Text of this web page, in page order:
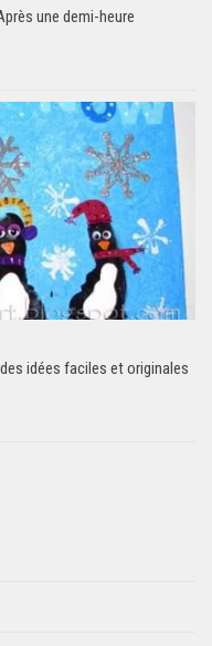
une demi-heure
idées faciles et originales